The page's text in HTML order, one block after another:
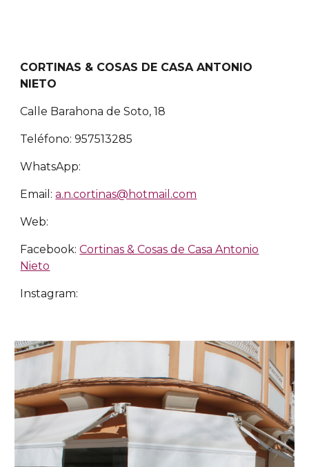
CORTINAS & COSAS DE CASA ANTONIO
NIETO
Calle Barahona de Soto, 18
Teléfono: 957513285
WhatsApp:
Email:a.n.cortinas@hotmail.com
Web:
Facebook:Cortinas & Cosas de Casa Antonio
Nieto
Instagram: